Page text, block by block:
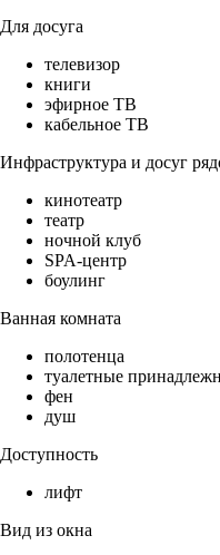
Для досуга
телевизор
книги
эфирное ТВ
кабельное ТВ
Инфраструктура и досуг
кинотеатр
театр
ночной клуб
SPA-центр
боулинг
Ванная комната
полотенца
туалетные
фен
душ
Доступность
лифт
Вид из окна